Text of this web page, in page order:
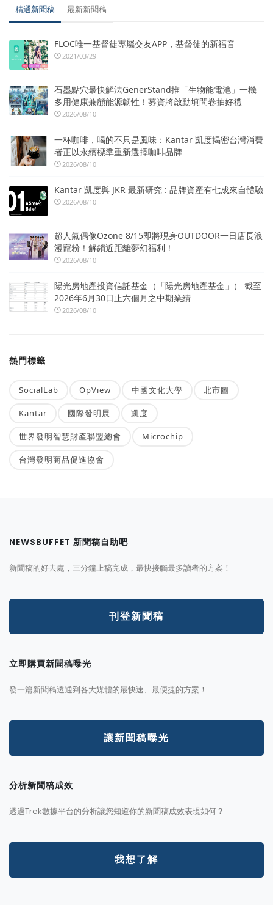
精選新聞稿 最新新聞稿
FLOC唯一基督徒專屬交友APP，基督徒的新福音
2021/03/29
石墨點穴最快解法GenerStand推「生物能電池」一機
多用健康兼顧能源韌性！募資將啟動填問卷抽好禮
2026/08/10
一杯咖啡，喝的不只是風味：Kantar 凱度揭密台灣消費
者正以永續標準重新選擇咖啡品牌
2026/08/10
Kantar 凱度與 JKR 最新研究 : 品牌資產有七成來自體驗
2026/08/10
超人氣偶像Ozone 8/15即將現身OUTDOOR一日店長浪
漫寵粉！解鎖近距離夢幻福利！
2026/08/10
陽光房地產投資信託基金（「陽光房地產基金」） 截至
2026年6月30日止六個月之中期業績
2026/08/10
熱門標籤
SocialLab OpView 中國文化大學 北市圖
Kantar 國際發明展 凱度
世界發明智慧財產聯盟總會 Microchip
台灣發明商品促進協會
NEWSBUFFET 新聞稿自助吧
新聞稿的好去處，三分鐘上稿完成，最快接觸最多讀者的方案！
刊登新聞稿
立即購買新聞稿曝光
發一篇新聞稿透通到各大媒體的最快速、最便捷的方案！
讓新聞稿曝光
分析新聞稿成效
透過Trek數據平台的分析讓您知道你的新聞稿成效表現如何？
我想了解